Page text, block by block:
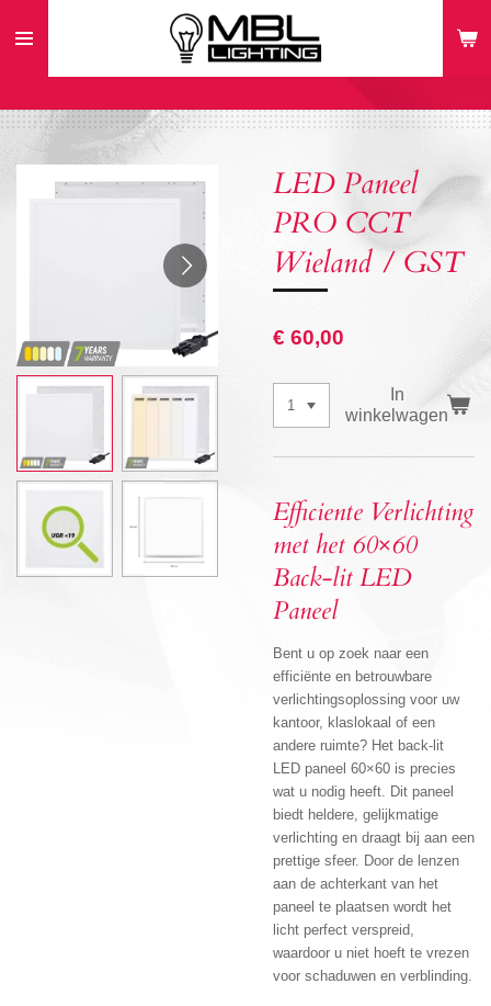
direct
hoofdinhoud
LED Paneel
PRO CCT
Wieland / GST
€ 60,00
In
winkelwagen
Efficiente Verlichting
met het 60×60
Back-lit LED
Paneel
Bent u op zoek naar een
efficiënte en betrouwbare
verlichtingsoplossing voor uw
kantoor, klaslokaal of een
andere ruimte? Het back-lit
LED paneel 60×60 is precies
wat u nodig heeft. Dit paneel
biedt heldere, gelijkmatige
verlichting en draagt bij aan een
prettige sfeer. Door de lenzen
aan de achterkant van het
paneel te plaatsen wordt het
licht perfect verspreid,
waardoor u niet hoeft te vrezen
voor schaduwen en verblinding.